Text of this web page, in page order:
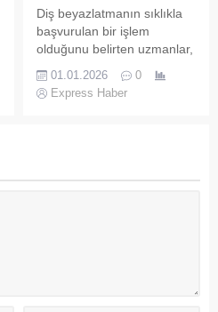
Diş beyazlatmanın sıklıkla
başvurulan bir işlem
olduğunu belirten uzmanlar,
birçok yanlış inanış
bulunduğunu söylüyor.
01.01.2026
0
Express Haber